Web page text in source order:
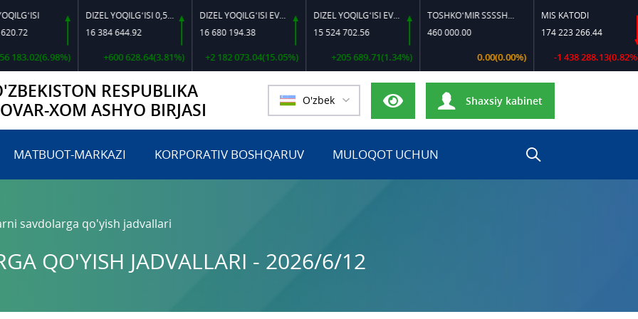
DIZEL YOQILG‘ISI 0,5-40
16 384 644.92
+600 628.64(3.81%)
DIZEL YOQILG‘ISI EVRO L-K-4
16 680 194.38
+2 182 073.04(15.05%)
DIZEL YOQILG‘ISI EVRO-L II K-4 SSDF
15 524 702.56
+205 689.71(1.34%)
TOSHKO‘MIR SSSSH-13
460 000.00
0.00(0.00%)
MIS KATODI
174 223 266.44
-1 438 288.13(0.82%)
RESPUBLIKA
XOM ASHYO BIRJASI
O'zbek Shaxsiy kabinet
MATBUOT-MARKAZI KORPORATIV BOSHQARUV MULOQOT UCHUN
savdolarga qo'yish jadvallari
QO'YISH JADVALLARI - 2026/6/12